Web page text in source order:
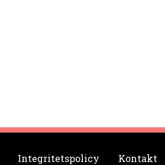
Integritetspolicy Kontakt